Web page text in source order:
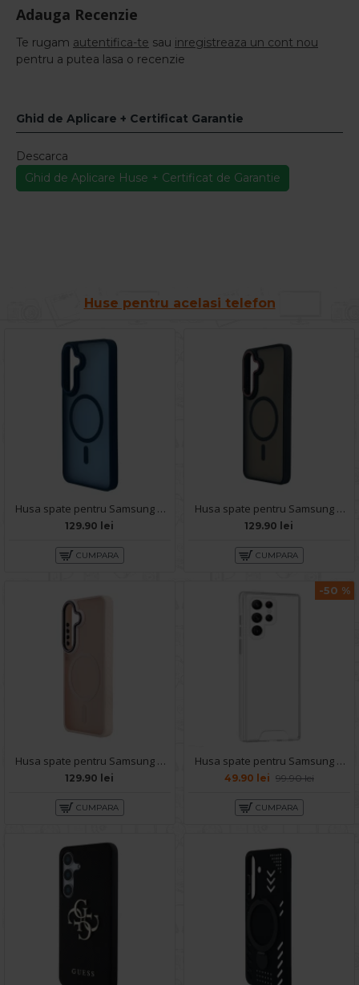
Adauga Recenzie
Te rugam autentifica-te sau inregistreaza un cont nou
pentru a putea lasa o recenzie
Ghid de Aplicare + Certificat Garantie
Descarca
Ghid de Aplicare Huse + Certificat de Garantie
Huse pentru acelasi telefon
Husa spate pentru Samsung Galaxy S25 Matte Case Magsafe - Semitransparent/Albastru
129.90 lei
CUMPARA
Husa spate pentru Samsung Galaxy S25 Matte Case Magsafe - Semitransparent/Negru
129.90 lei
CUMPARA
Husa spate pentru Samsung Galaxy S25 Matte Case Magsafe - Semitransparent/Roz
129.90 lei
CUMPARA
-50 %
Husa spate pentru Samsung Galaxy S25 Ultra - Space Case
49.90 lei 99.90 lei
CUMPARA